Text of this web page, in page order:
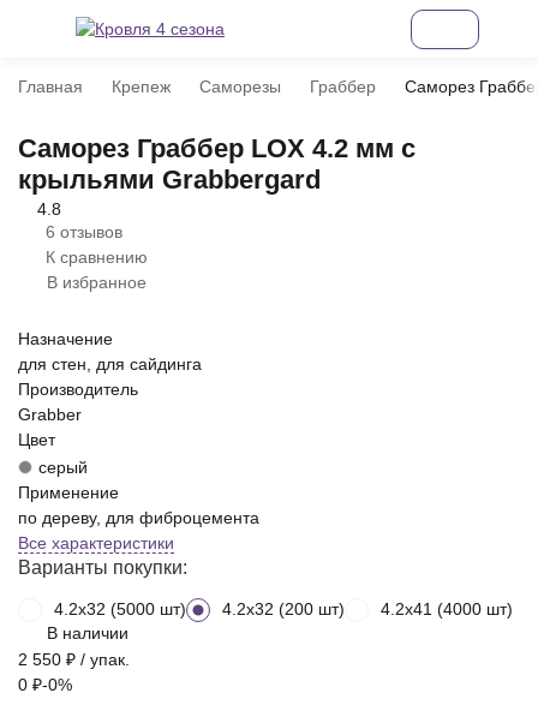
Главная Крепеж Саморезы Граббер Саморез
Саморез Граббер LOX 4.2 мм с
крыльями Grabbergard
4.8
6 отзывов
К сравнению
В избранное
Назначение
для стен, для сайдинга
Производитель
Grabber
Цвет
серый
Применение
по дереву, для фиброцемента
Все характеристики
Варианты покупки:
4.2x32 (5000 шт) 4.2x32 (200 шт)
4.2x41 (4000 шт)
В наличии
2 550 ₽ / упак.
0 ₽-0%